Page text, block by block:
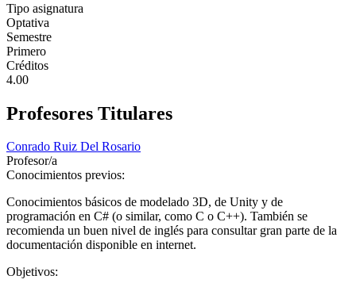
Tipo asignatura
Optativa
Semestre
Primero
Créditos
4.00
Profesores Titulares
Conrado Ruiz Del Rosario
Profesor/a
Conocimientos previos:
Conocimientos básicos de modelado 3D, de Unity y de
programación en C# (o similar, como C o C++). También se
recomienda un buen nivel de inglés para consultar gran parte de la
documentación disponible en internet.
Objetivos: